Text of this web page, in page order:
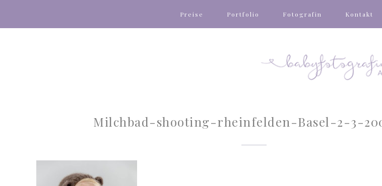
Preise Portfolio Fotografin Kontakt
Milchbad-shooting-rheinfelden-Basel-2-3-